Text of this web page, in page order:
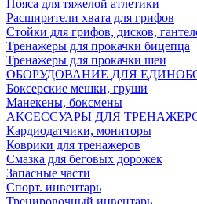
Пояса для тяжелой атлетики
Расширители хвата для грифов
Стойки для грифов, дисков,
Тренажеры для прокачки бицепца
Тренажеры для прокачки шеи
ОБОРУДОВАНИЕ ДЛЯ
Боксерские мешки, груши
Манекены, боксмены
АКСЕССУАРЫ ДЛЯ
Кардиодатчики, мониторы
Коврики для тренажеров
Смазка для беговых дорожек
Запасные части
Спорт. инвентарь
Тренировочный инвентарь